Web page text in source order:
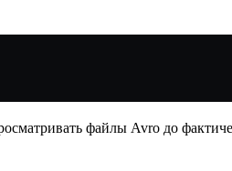
файлы Avro до